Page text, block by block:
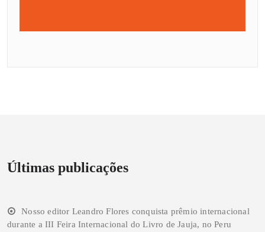
Últimas publicações
Nosso editor Leandro Flores conquista prêmio internacional
durante a III Feira Internacional do Livro de Jauja, no Peru